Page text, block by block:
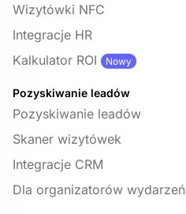
Wizytówki NFC
Integracje HR
Kalkulator ROI
Nowy
Pozyskiwanie leadów
Pozyskiwanie leadów
Skaner wizytówek
Integracje CRM
Dla organizatorów wydarzeń